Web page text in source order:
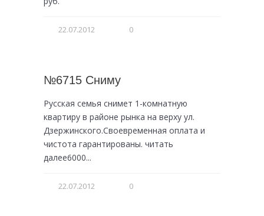
22.07.2012 0
№6715 Сниму
Русская семья снимет 1-комнатную
квартиру в районе рынка на верху ул.
Дзержинского.Своевременная оплата и
чистота гарантированы. читать
далее6000...
22.07.2012 0